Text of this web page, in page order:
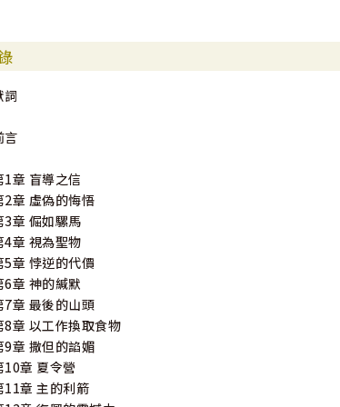
詞
言
1章 盲導之信
2章 虛偽的悔悟
3章 倔如騾馬
4章 視為聖物
5章 悖逆的代價
6章 神的緘默
7章 最後的山頭
8章 以工作換取食物
9章 撒但的諂媚
10章 夏令營
11章 主的利箭